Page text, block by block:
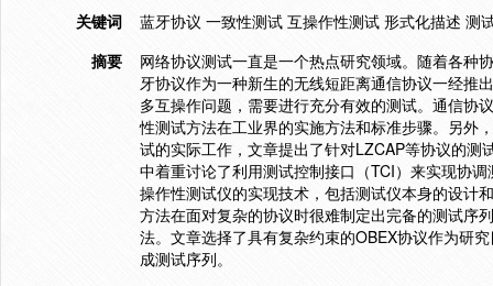
关键词
蓝牙协议 一致性测试 互操作性测试 形式化描述 测
摘要
网络协议测试一直是一个热点研究领域。随着各种
牙协议作为一种新生的无线短距离通信协议一经推
多互操作问题，需要进行充分有效的测试。通信协
性测试方法在工业界的实施方法和标准步骤。另外
试的实际工作，文章提出了针对LZCAP等协议的
中着重讨论了利用测试控制接口（TCI）来实现协
操作性测试仪的实现技术，包括测试仪本身的设计
方法在面对复杂的协议时很难制定出完备的测试序
法。文章选择了具有复杂约束的OBEX协议作为研
成测试序列。